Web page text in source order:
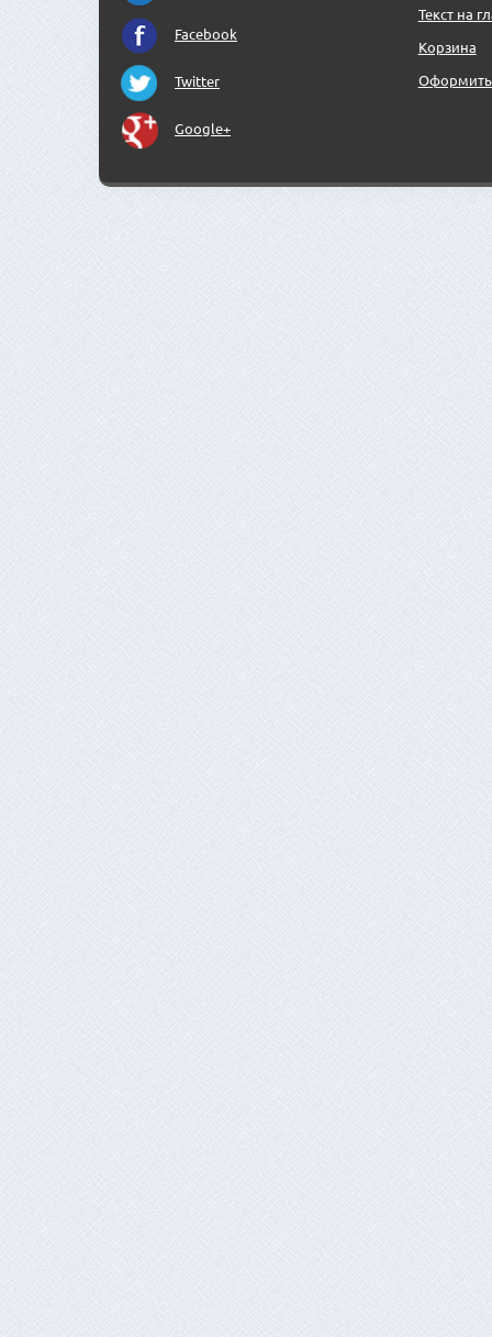
Facebook
Twitter
Google+
Текст на
Корзина
Оформить